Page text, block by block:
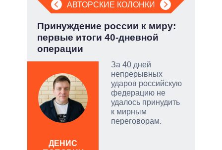
АВТОРСКИЕ КОЛОНКИ
Принуждение россии к миру:
первые итоги 40-дневной
операции
За 40 дней
непрерывных
ударов российскую
федерацию не
удалось принудить
к мирным
переговорам.
ДЕНИС